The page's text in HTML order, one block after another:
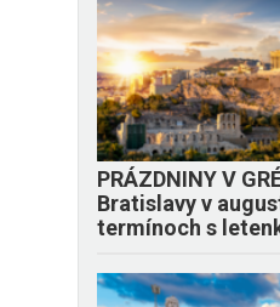
PRÁZDNINY V
Bratislavy v
termínoch s